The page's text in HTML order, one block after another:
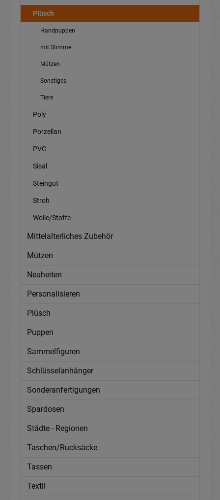
Plüsch
Handpuppen
mit Stimme
Mützen
Sonstiges
Tiere
Poly
Porzellan
PVC
Sisal
Steingut
Stroh
Wolle/Stoffe
Mittelalterliches Zubehör
Mützen
Neuheiten
Personalisieren
Plüsch
Puppen
Sammelfiguren
Schlüsselanhänger
Sonderanfertigungen
Spardosen
Städte - Regionen
Taschen/Rucksäcke
Tassen
Textil